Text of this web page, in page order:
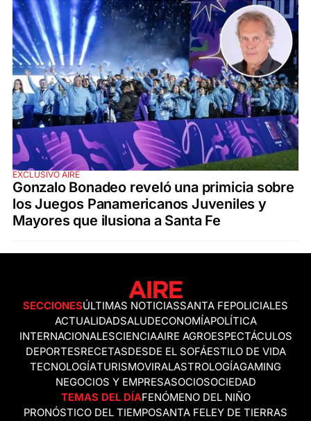
EXCLUSIVO AIRE
Gonzalo Bonadeo reveló una primicia sobre
los Juegos Panamericanos Juveniles y
Mayores que ilusiona a Santa Fe
SECCIONESÚLTIMAS NOTICIASSANTA FEPOLICIALES
ACTUALIDADSALUDECONOMÍAPOLÍTICA
INTERNACIONALESCIENCIAAIRE AGROESPECTÁCULOS
DEPORTESRECETASDESDE EL SOFÁESTILO DE VIDA
TECNOLOGÍATURISMOVIRALASTROLOGÍAGAMING
NEGOCIOS Y EMPRESASOCIOSOCIEDAD
TEMAS DEL DÍAFENÓMENO DEL NIÑO
PRONÓSTICO DEL TIEMPOSANTA FELEY DE TIERRAS